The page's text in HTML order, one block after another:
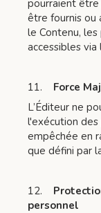
pourraient
être fournis ou
le Contenu,
accessibles
11.
Force
L’Éditeur ne
l'exécution
empêchée en
que défini par
12.
personnel